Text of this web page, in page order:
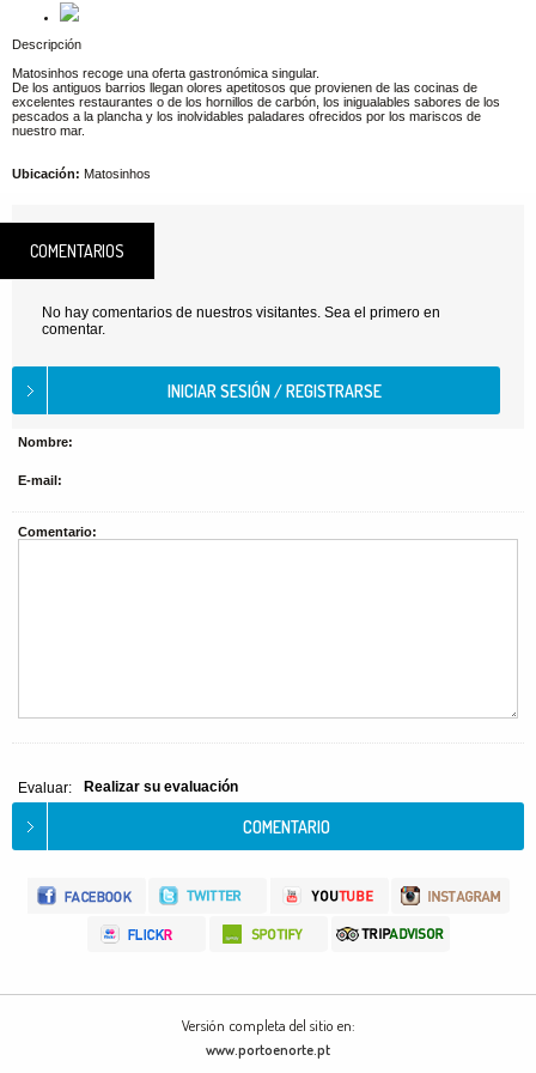
Descripción
Matosinhos recoge una oferta gastronómica singular.
De los antiguos barrios llegan olores apetitosos que provienen de las cocinas de
excelentes restaurantes o de los hornillos de carbón, los inigualables sabores de los
pescados a la plancha y los inolvidables paladares ofrecidos por los mariscos de
nuestro mar.
Ubicación: Matosinhos
COMENTARIOS
No hay comentarios de nuestros visitantes. Sea el primero en
comentar.
Nombre:
E-mail:
Comentario:
Evaluar: Realizar su evaluación
Versión completa del sitio en:
www.portoenorte.pt